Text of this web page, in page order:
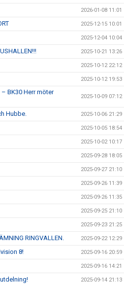
2026-01-08 11:01
2025-12-15 10:01
2025-12-04 10:04
2025-10-21 13:26
2025-10-12 22:12
2025-10-12 19:53
BK30 Herr möter
2025-10-09 07:12
Hubbe. 2025-10-06 21:29
2025-10-05 18:54
2025-10-02 10:17
2025-09-28 18:05
2025-09-27 21:10
2025-09-26 11:39
2025-09-26 11:35
2025-09-25 21:10
2025-09-23 21:25
RINGVALLEN. 2025-09-22 12:29
8! 2025-09-16 20:59
2025-09-16 14:21
2025-09-14 21:13